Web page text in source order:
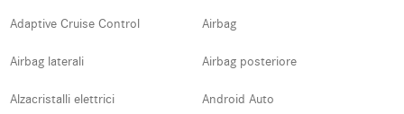
Adaptive Cruise Control Airbag
Airbag laterali Airbag posteriore
Alzacristalli elettrici Android Auto